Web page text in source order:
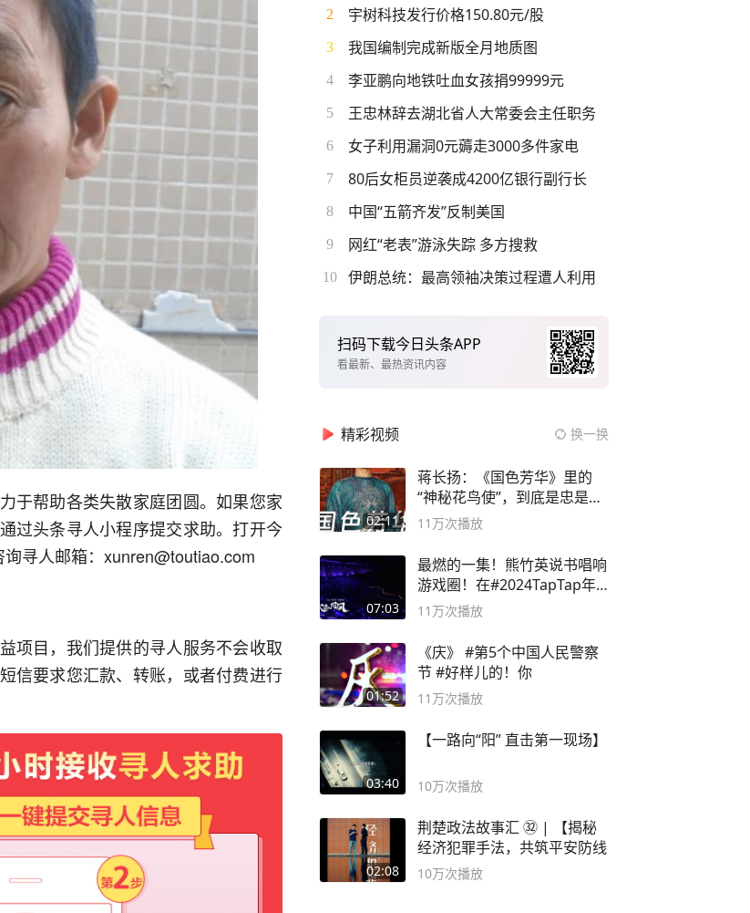
于帮助各类失散家庭团圆。如果您家
过头条寻人小程序提交求助。打开今
寻人邮箱：xunren@toutiao.com
项目，我们提供的寻人服务不会收取
信要求您汇款、转账，或者付费进行
2 宇树科技发行价格150.80元/股
3 我国编制完成新版全月地质图
4 李亚鹏向地铁吐血女孩捐99999元
5 王忠林辞去湖北省人大常委会主任职务
6 女子利用漏洞0元薅走3000多件家电
7 80后女柜员逆袭成4200亿银行副行长
8 中国“五箭齐发”反制美国
9 网红“老表”游泳失踪 多方搜救
10 伊朗总统：最高领袖决策过程遭人利用
扫码下载今日头条APP
看最新、最热资讯内容
精彩视频 换一换
02:11
蒋长扬：《国色芳华》里的
“神秘花鸟使”，到底是忠是
奸？
11万次播放
07:03
最燃的一集！熊竹英说书唱响
游戏圈！在#2024TapTap年
度游戏大赏
11万次播放
01:52
《庆》 #第5个中国人民警察
节 #好样儿的！你
11万次播放
03:40
【一路向“阳” 直击第一现场】
10万次播放
02:08
荆楚政法故事汇 ㉜ | 【揭秘
经济犯罪手法，共筑平安防线
10万次播放